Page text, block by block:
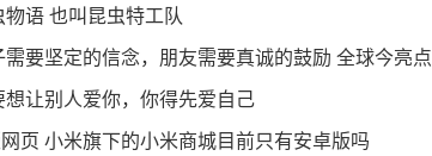
语 也叫昆虫特工队
要坚定的信念，朋友需要真诚的鼓励 全球今亮点
让别人爱你，你得先爱自己
页 小米旗下的小米商城目前只有安卓版吗